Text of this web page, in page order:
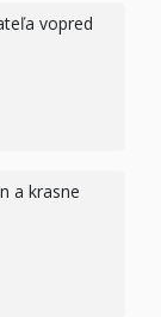
vopred
a krasne